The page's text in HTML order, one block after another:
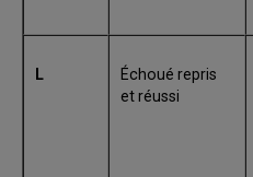
L
Échoué repris
et réussi